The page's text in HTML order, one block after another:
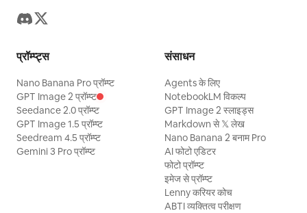
प्रॉम्प्ट्स
Nano Banana Pro प्रॉम्प्ट
GPT Image 2 प्रॉम्प्ट
Seedance 2.0 प्रॉम्प्ट
GPT Image 1.5 प्रॉम्प्ट
Seedream 4.5 प्रॉम्प्ट
Gemini 3 Pro प्रॉम्प्ट
संसाधन
Agents के लिए
NotebookLM विकल्प
GPT Image 2 स्लाइड्स
Markdown से 𝕏 लेख
Nano Banana 2 बनाम Pro
AI फोटो एडिटर
फोटो प्रॉम्प्ट
इमेज से प्रॉम्प्ट
Lenny करियर कोच
ABTI व्यक्तित्व परीक्षण